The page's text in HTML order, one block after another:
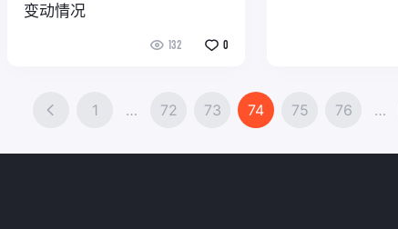
变动情况
132 0
1 … 72 73 74 75 76 …